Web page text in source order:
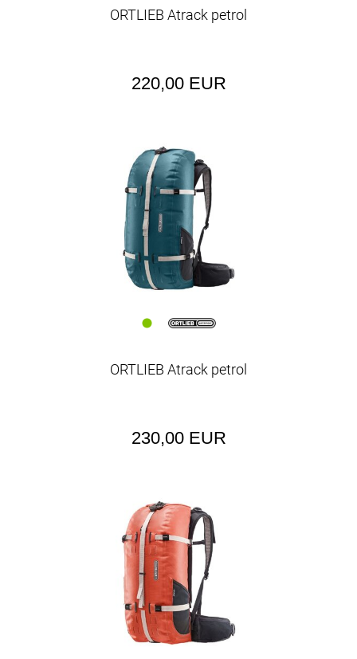
ORTLIEB Atrack petrol
220,00 EUR
ORTLIEB Atrack petrol
230,00 EUR